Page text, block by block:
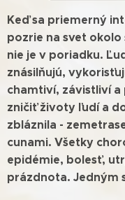
Keď sa priemerný
pozrie na svet
nie je v poriadku.
znásilňujú,
chamtiví, závistliví a
zničiť životy ľudí a
zbláznila -
cunami. Všetky
epidémie, bolesť,
prázdnota. Jedným